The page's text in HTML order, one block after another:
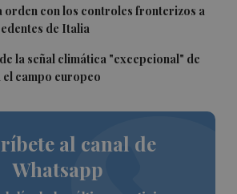
orden con los controles fronterizos a
de Italia
la señal climática "excepcional" de
campo europeo
al canal de
Whatsapp